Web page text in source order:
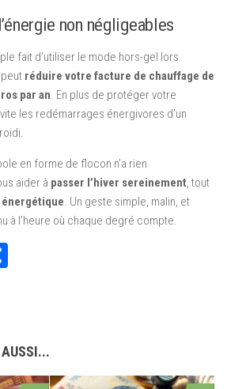
non négligeables
fait d’utiliser le mode hors-gel lors
réduire votre facture de chauffage de
par an. En plus de protéger votre
les redémarrages énergivores d’un
en forme de flocon n’a rien
aider à passer l’hiver sereinement, tout
. Un geste simple, malin, et
à l’heure où chaque degré compte.